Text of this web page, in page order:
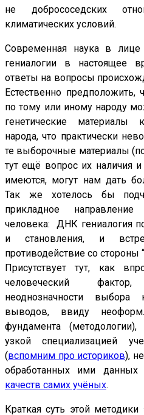
не добрососедских
климатических условий.
Современная наука в
гениалогии в настоящее
ответы на вопросы
Естественно предположить,
по тому или иному народу
генетические материалы
народа, что практически
те выборочные материалы
тут ещё вопрос их наличия
имеются, могут нам дать
Так же хотелось бы
прикладное
человека: ДНК гениалогия
и становления, и
противодействие со стороны
Присутствует тут, как
человеческий
неоднозначности
выводов, ввиду
фундамента
узкой специализацией
(вспомним про историков),
обработанных ими
качеств самих учёных.
Краткая суть этой